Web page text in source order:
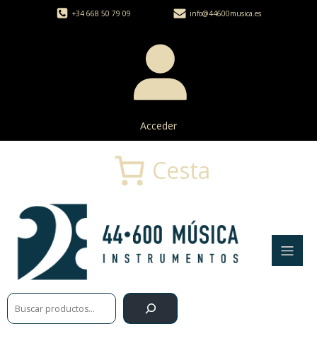
+34 668 50 79 09 info@44600musica.es
Acceder
Buscar
Cesta